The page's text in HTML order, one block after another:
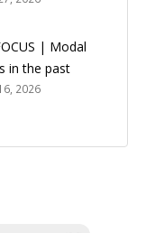
| Modal
in the past
2026